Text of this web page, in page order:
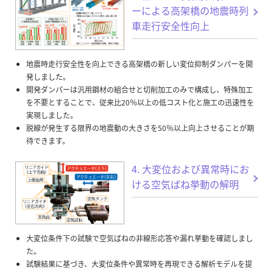
ーによる高架橋の地震時列
車走行安全性向上
地震時走行安全性を向上できる高架橋の新しい変位抑制ダンパーを開
発しました。
開発ダンパーは汎用鋼材の組合せと切削加工のみで構成し、特殊加工
を不要とすることで、従来比20％以上の低コスト化と施工の迅速性を
実現しました。
脱線が発生する限界の地震動の大きさを50％以上向上させることが期
待できます。
4. 大変位および異常時にお
ける空気ばね挙動の解明
大変位条件下の試験で空気ばねの非線形応答や漏れ挙動を確認しまし
た。
試験結果に基づき、大変位条件や異常時を再現できる解析モデルを提